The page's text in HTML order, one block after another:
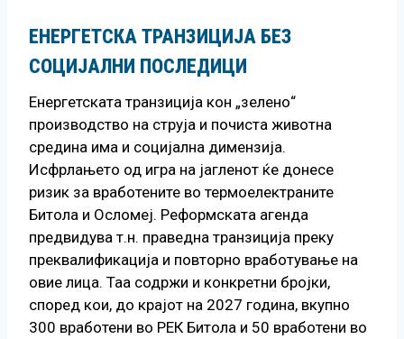
ЕНЕРГЕТСКА ТРАНЗИЦИЈА БЕЗ
СОЦИЈАЛНИ ПОСЛЕДИЦИ
Енергетската транзиција кон „зелено“
производство на струја и почиста животна
средина има и социјална димензија.
Исфрлањето од игра на јагленот ќе донесе
ризик за вработените во термоелектраните
Битола и Осломеј. Реформската агенда
предвидува т.н. праведна транзиција преку
преквалификација и повторно вработување на
овие лица. Таа содржи и конкретни бројки,
според кои, до крајот на 2027 година, вкупно
300 вработени во РЕК Битола и 50 вработени во